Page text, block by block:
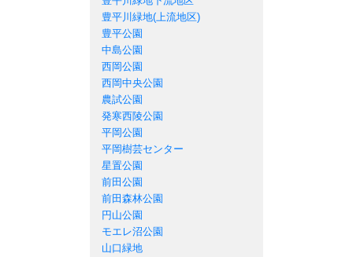
豊平川緑地(上流地区)
豊平公園
中島公園
西岡公園
西岡中央公園
農試公園
発寒西陵公園
平岡公園
平岡樹芸センター
星置公園
前田公園
前田森林公園
円山公園
モエレ沼公園
山口緑地